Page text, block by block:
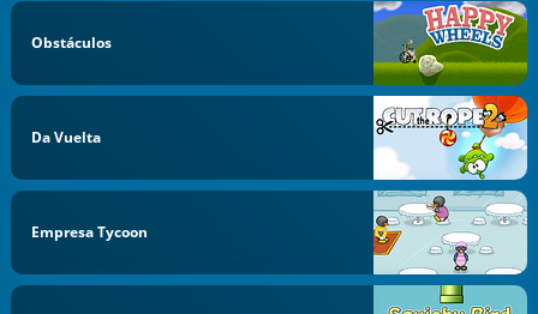
Obstáculos
Da Vuelta
Empresa Tycoon